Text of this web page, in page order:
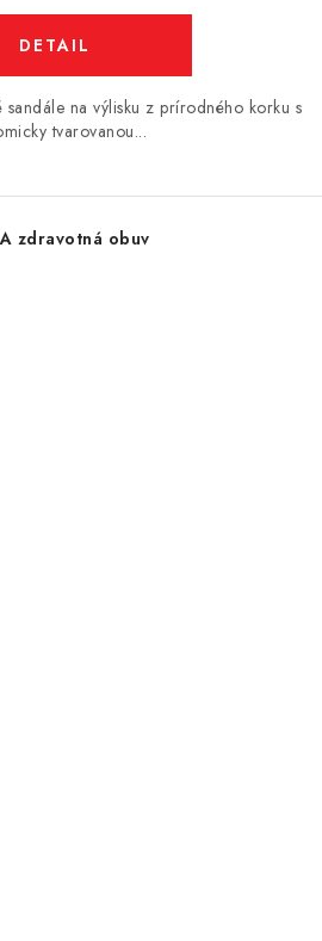
DETAIL
na výlisku z prírodného korku s
tvarovanou...
zdravotná obuv